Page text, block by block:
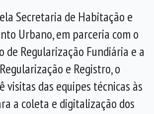
Secretaria de Habitação e
Urbano, em parceria com o
de Regularização Fundiária e a
e Registro, o
visitas das equipes técnicas às
a coleta e digitalização dos